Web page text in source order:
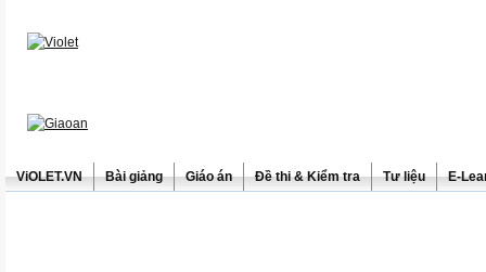
ViOLET.VN Bài giảng Giáo án Đề thi & Kiểm tra Tư liệu E-